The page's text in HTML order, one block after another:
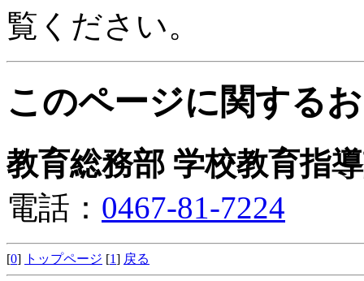
覧ください。
このページに関する
教育総務部 学校教育指
電話： 0467-81-7224
[0] トップページ [1] 戻る